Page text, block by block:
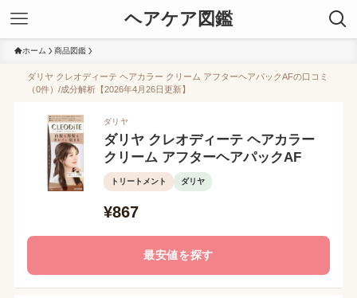
ヘアケア図鑑
ホーム 商品図鑑
ダリヤ クレオディーテ ヘアカラー クリーム アフターヘアパックAFの口コミ
（0件）/成分解析【2026年4月26日更新】
ダリヤ
ダリヤ クレオディーテ ヘアカラー
クリーム アフターヘアパックAF
トリートメント ダリヤ
¥867
最安値を探す